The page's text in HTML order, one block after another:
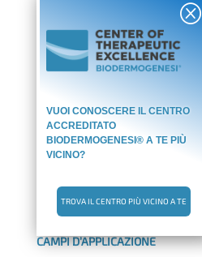
Q
VUOI CONOSCERE IL CENTRO
ACCREDITATO
BIODERMOGENESI® A TE PIÙ
VICINO?
TROVA IL CENTRO PIÙ VICINO A TE
CAMPI D’APPLICAZIONE